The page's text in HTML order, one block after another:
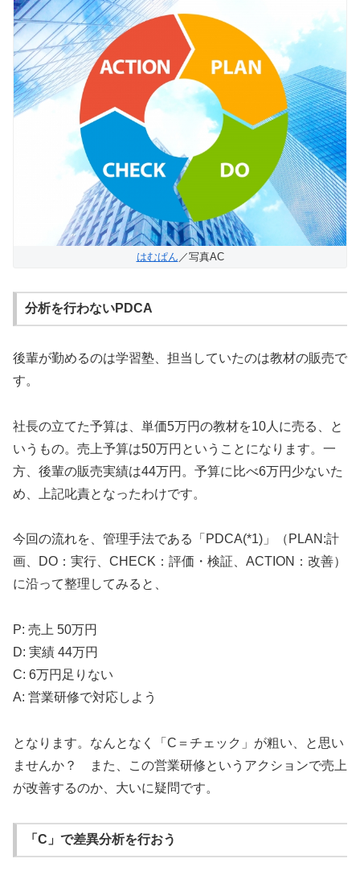
はむぱん ／写真AC
分析を行わないPDCA
後輩が勤めるのは学習塾、担当していたのは教材の販売で
す。
社長の立てた予算は、単価5万円の教材を10人に売る、と
いうもの。売上予算は50万円ということになります。一
方、後輩の販売実績は44万円。予算に比べ6万円少ないた
め、上記叱責となったわけです。
今回の流れを、管理手法である「PDCA(*1)」（PLAN:計
画、DO：実行、CHECK：評価・検証、ACTION：改善）
に沿って整理してみると、
P: 売上 50万円
D: 実績 44万円
C: 6万円足りない
A: 営業研修で対応しよう
となります。なんとなく「C＝チェック」が粗い、と思い
ませんか？ また、この営業研修というアクションで売上
が改善するのか、大いに疑問です。
「C」で差異分析を行おう